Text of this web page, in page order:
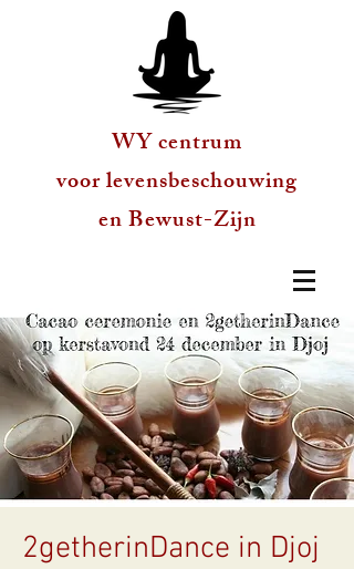
WY centrum
voor levensbeschouwing
en Bewust-Zijn
2getherinDance in Djoj